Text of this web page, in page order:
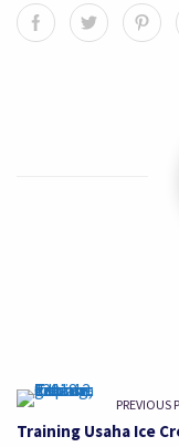
PREVIOUS
Training Usaha Ice